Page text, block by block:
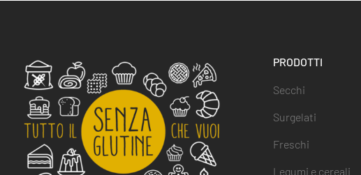
PRODOTTI
Secchi
Surgelati
Freschi
Legumi e cereali